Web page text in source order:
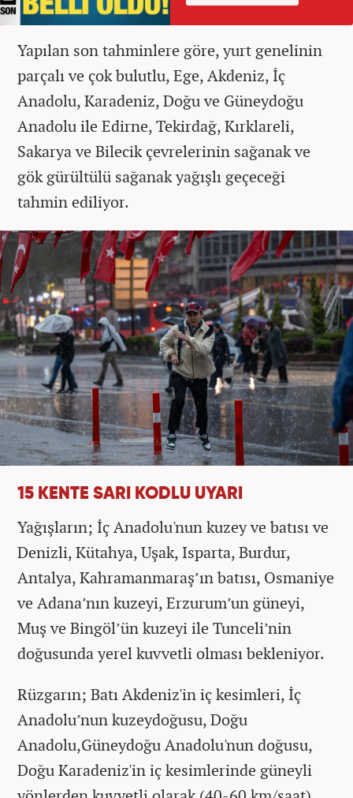
Yapılan son tahminlere göre, yurt genelinin
parçalı ve çok bulutlu, Ege, Akdeniz, İç
Anadolu, Karadeniz, Doğu ve Güneydoğu
Anadolu ile Edirne, Tekirdağ, Kırklareli,
Sakarya ve Bilecik çevrelerinin sağanak ve
gök gürültülü sağanak yağışlı geçeceği
tahmin ediliyor.
15 KENTE SARI KODLU UYARI
Yağışların; İç Anadolu'nun kuzey ve batısı ve
Denizli, Kütahya, Uşak, Isparta, Burdur,
Antalya, Kahramanmaraş’ın batısı, Osmaniye
ve Adana’nın kuzeyi, Erzurum’un güneyi,
Muş ve Bingöl’ün kuzeyi ile Tunceli’nin
doğusunda yerel kuvvetli olması bekleniyor.
Rüzgarın; Batı Akdeniz'in iç kesimleri, İç
Anadolu’nun kuzeydoğusu, Doğu
Anadolu,Güneydoğu Anadolu'nun doğusu,
Doğu Karadeniz'in iç kesimlerinde güneyli